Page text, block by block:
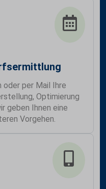
per Mail Ihre
Optimierung
geben Ihnen eine
Vorgehen.